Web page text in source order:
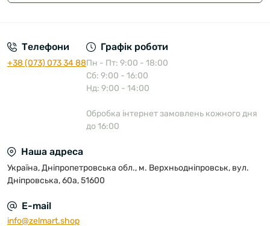
Телефони
+38 (073) 073 34 88
Графік роботи
Пн - Пт: 9:00 - 18:00
Сб: 9:00 - 16:00
Нд: 9:00 - 14:00
Обробка інтернет замовлень кожного дня
до 16:00
Наша адреса
Україна, Дніпропетровська обл., м. Верхньодніпровськ, вул.
Дніпровська, 60а, 51600
E-mail
info@zelmart.shop